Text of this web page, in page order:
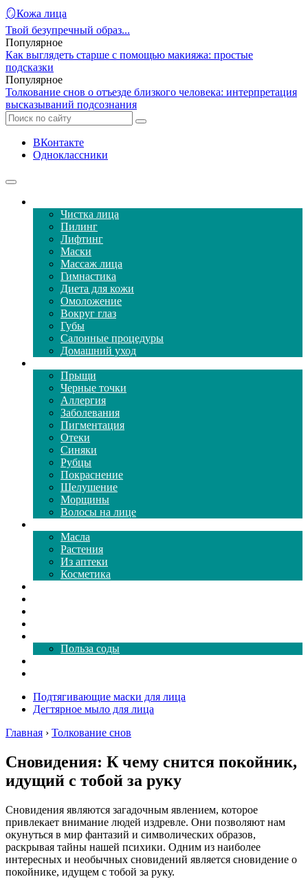
🪞Кожа лица
Твой безупречный образ...
Популярное
Как выглядеть старше с помощью макияжа: простые
подсказки
Популярное
Толкование снов о отъезде близкого человека: интерпретация
высказываний подсознания
ВКонтакте
Одноклассники
Чистка лица
Пилинг
Лифтинг
Маски
Массаж лица
Гимнастика
Диета для кожи
Омоложение
Вокруг глаз
Губы
Салонные процедуры
Домашний уход
Прыщи
Черные точки
Аллергия
Заболевания
Пигментация
Отеки
Синяки
Рубцы
Покраснение
Шелушение
Морщины
Волосы на лице
Масла
Растения
Из аптеки
Косметика
Польза соды
Подтягивающие маски для лица
Дегтярное мыло для лица
Главная › Толкование снов
Сновидения: К чему снится покойник,
идущий с тобой за руку
Сновидения являются загадочным явлением, которое
привлекает внимание людей издревле. Они позволяют нам
окунуться в мир фантазий и символических образов,
раскрывая тайны нашей психики. Одним из наиболее
интересных и необычных сновидений является сновидение о
покойнике, идущем с тобой за руку.